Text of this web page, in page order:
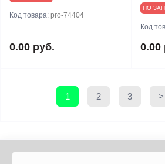
Код товара: pro-74404
0.00 руб.
ПО
Код
0.00
1 2 3 >